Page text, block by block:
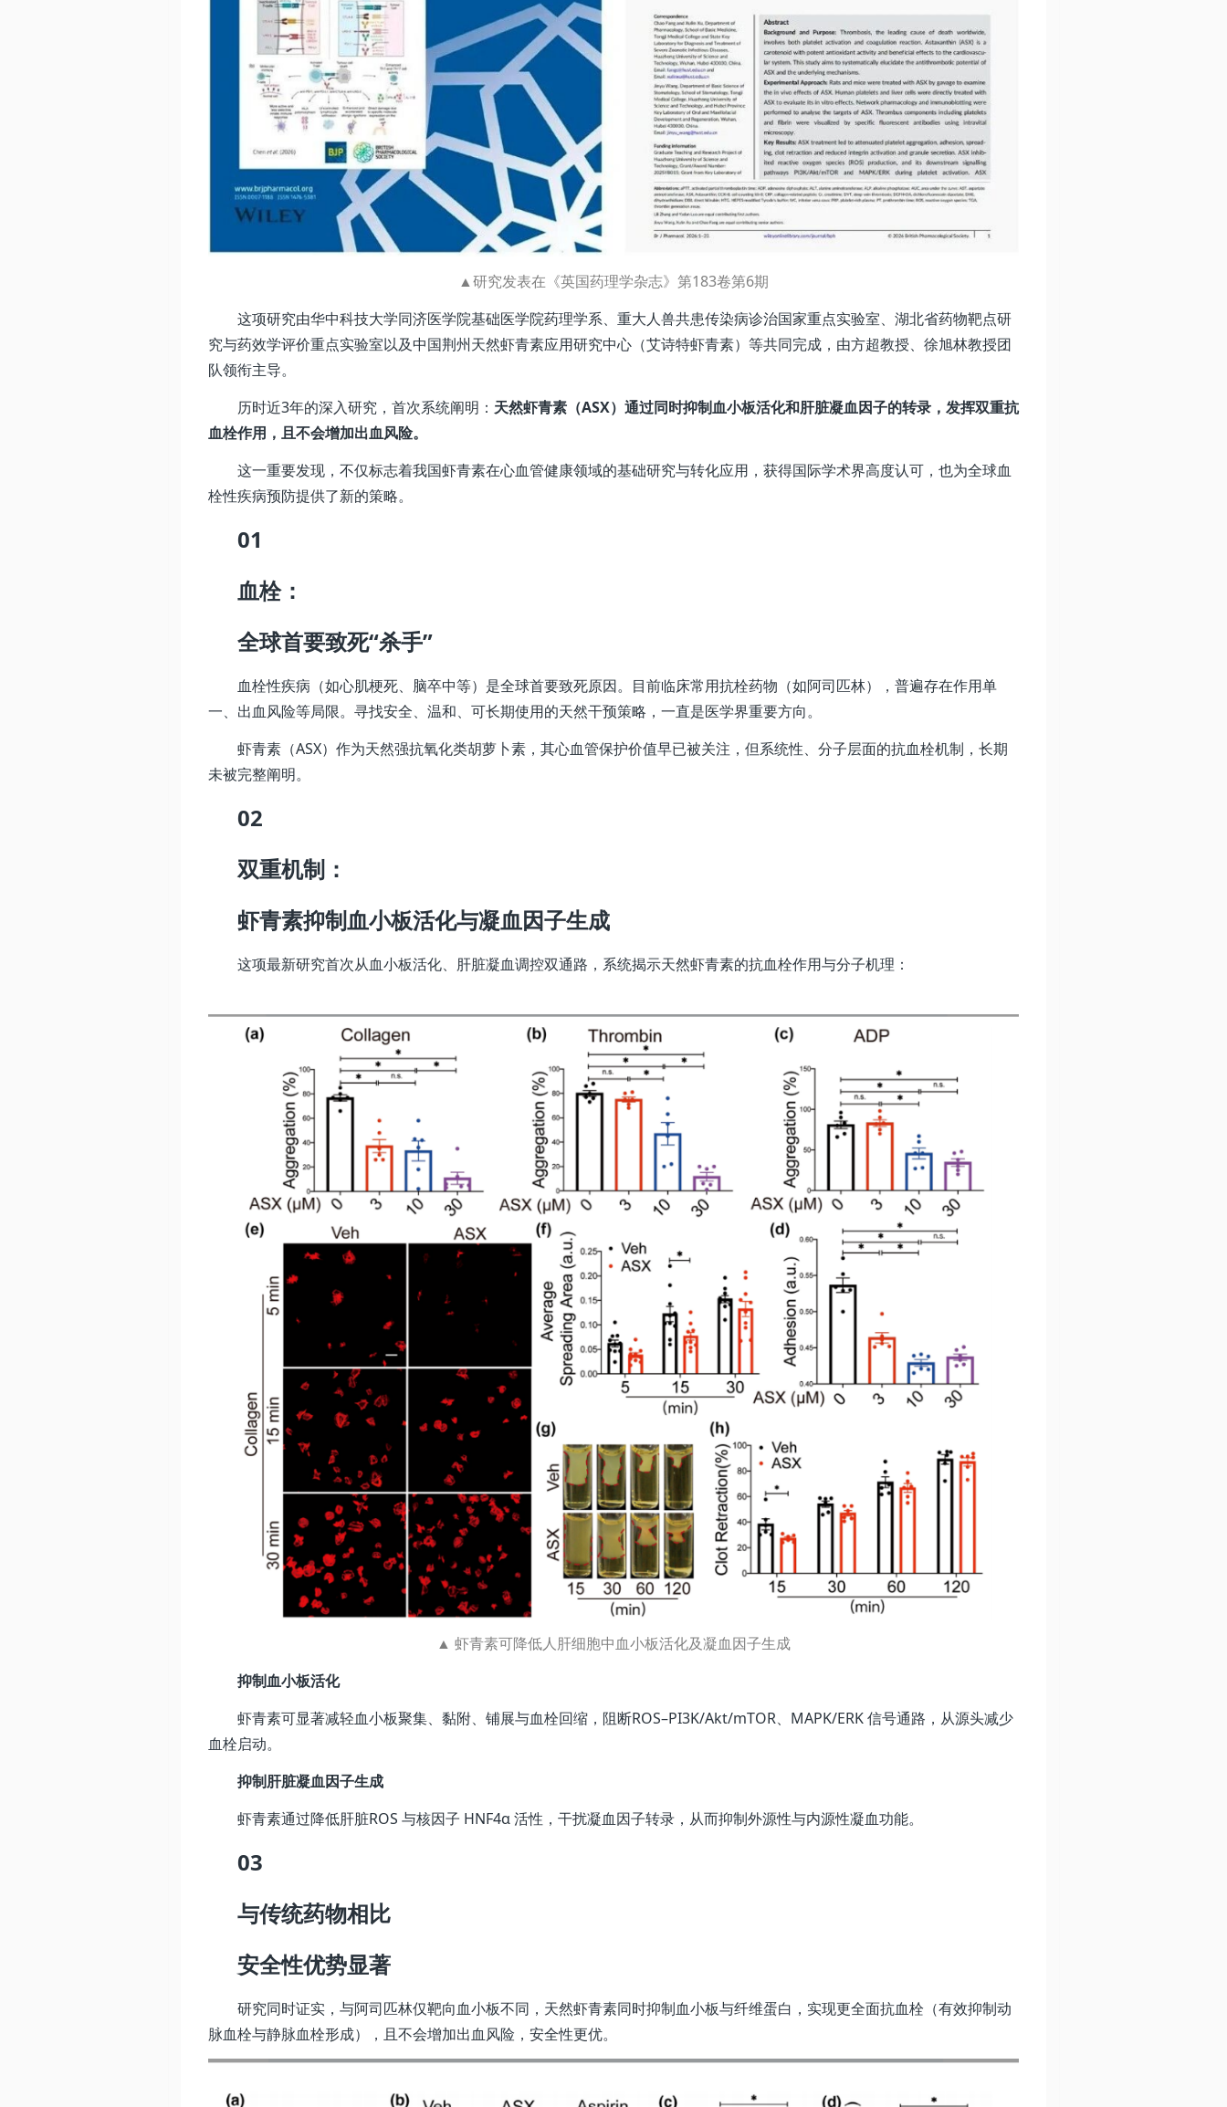
▲研究发表在《英国药理学杂志》第183卷第6期
这项研究由华中科技大学同济医学院基础医学院药理学系、重大人兽共患传染病诊治国家重点实验室、湖北省药物靶点研
究与药效学评价重点实验室以及中国荆州天然虾青素应用研究中心（艾诗特虾青素）等共同完成，由方超教授、徐旭林教授团
队领衔主导。
历时近3年的深入研究，首次系统阐明： 天然虾青素（ASX）通过同时抑制血小板活化和肝脏凝血因子的转录，发挥双重抗
血栓作用，且不会增加出血风险。
这一重要发现，不仅标志着我国虾青素在心血管健康领域的基础研究与转化应用，获得国际学术界高度认可，也为全球血
栓性疾病预防提供了新的策略。
01
血栓：
全球首要致死“杀手”
血栓性疾病（如心肌梗死、脑卒中等）是全球首要致死原因。目前临床常用抗栓药物（如阿司匹林），普遍存在作用单
一、出血风险等局限。寻找安全、温和、可长期使用的天然干预策略，一直是医学界重要方向。
虾青素（ASX）作为天然强抗氧化类胡萝卜素，其心血管保护价值早已被关注，但系统性、分子层面的抗血栓机制，长期
未被完整阐明。
02
双重机制：
虾青素抑制血小板活化与凝血因子生成
这项最新研究首次从血小板活化、肝脏凝血调控双通路，系统揭示天然虾青素的抗血栓作用与分子机理：
▲ 虾青素可降低人肝细胞中血小板活化及凝血因子生成
抑制血小板活化
虾青素可显著减轻血小板聚集、黏附、铺展与血栓回缩，阻断ROS–PI3K/Akt/mTOR、MAPK/ERK 信号通路，从源头减少
血栓启动。
抑制肝脏凝血因子生成
虾青素通过降低肝脏ROS 与核因子 HNF4α 活性，干扰凝血因子转录，从而抑制外源性与内源性凝血功能。
03
与传统药物相比
安全性优势显著
研究同时证实，与阿司匹林仅靶向血小板不同，天然虾青素同时抑制血小板与纤维蛋白，实现更全面抗血栓（有效抑制动
脉血栓与静脉血栓形成），且不会增加出血风险，安全性更优。